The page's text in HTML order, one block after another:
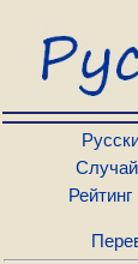
Стихи